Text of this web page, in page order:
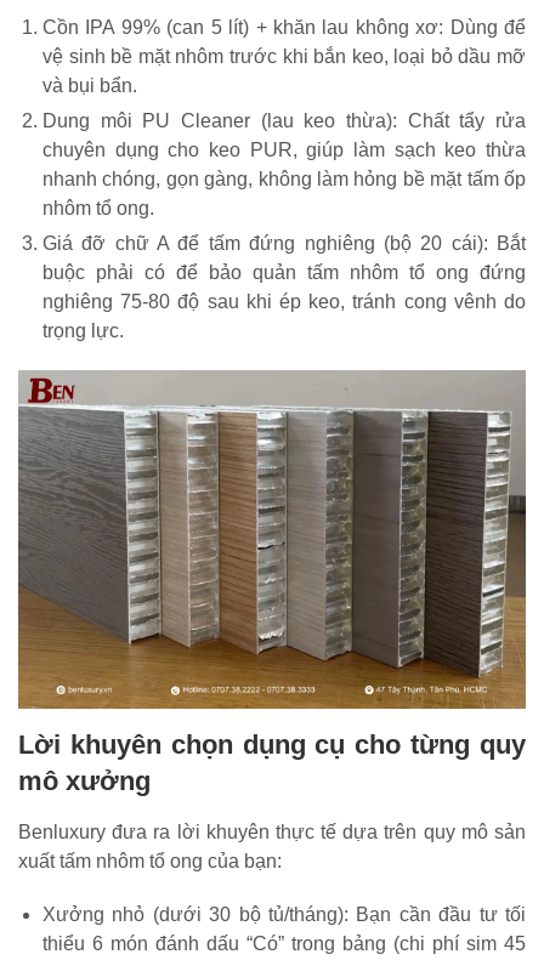
Cồn IPA 99% (can 5 lít) + khăn lau không xơ: Dùng để
vệ sinh bề mặt nhôm trước khi bắn keo, loại bỏ dầu mỡ
và bụi bẩn.
Dung môi PU Cleaner (lau keo thừa): Chất tẩy rửa
chuyên dụng cho keo PUR, giúp làm sạch keo thừa
nhanh chóng, gọn gàng, không làm hỏng bề mặt tấm ốp
nhôm tổ ong.
Giá đỡ chữ A để tấm đứng nghiêng (bộ 20 cái): Bắt
buộc phải có để bảo quản tấm nhôm tổ ong đứng
nghiêng 75-80 độ sau khi ép keo, tránh cong vênh do
trọng lực.
Lời khuyên chọn dụng cụ cho từng quy
mô xưởng
Benluxury đưa ra lời khuyên thực tế dựa trên quy mô sản
xuất tấm nhôm tổ ong của bạn:
Xưởng nhỏ (dưới 30 bộ tủ/tháng): Bạn cần đầu tư tối
thiểu 6 món đánh dấu “Có” trong bảng (chi phí sim 45